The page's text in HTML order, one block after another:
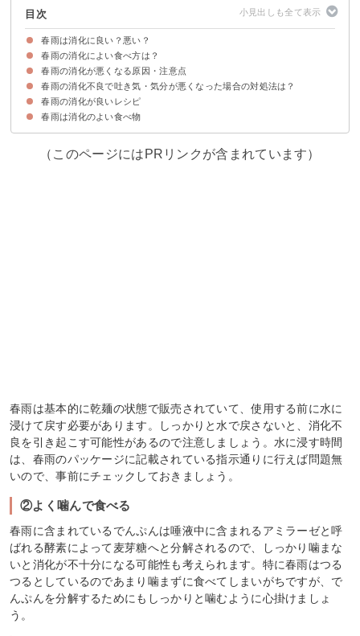
目次
春雨は消化に良い？悪い？
春雨の主原料のでんぷんは消化に良い
春雨の消化にかかる時間を他の麺類と比較
消化によい春雨がおすすめな場合
春雨の消化によい食べ方は？
①しっかり水で戻す
②よく噛んで食べる
③温製の料理で食べる
④しっかりと火を通す
⑤調理段階で春雨を短めに切る
⑥消化を助ける食べ物と一緒に食べる
春雨の消化が悪くなる原因・注意点
①春雨を食べ過ぎる
②消化に悪い具材と一緒に食べる
③寝る間際に春雨を食べる
④スパイスや油分を多く使用する
⑤お腹が張っている時に春雨を食べる
春雨の消化不良で吐き気・気分が悪くなった場合の対処法は？
手の合谷と呼ばれるツボを刺激する
無理をせず薬や病院に頼る
春雨の消化が良いレシピ
①春雨のジンジャースープ
②中華風春雨サラダ
③春雨入り豚肉のしょうが焼き
春雨は消化のよい食べ物
（このページにはPRリンクが含まれています）
春雨は基本的に乾麺の状態で販売されていて、使用する前に水に
浸けて戻す必要があります。しっかりと水で戻さないと、消化不
良を引き起こす可能性があるので注意しましょう。水に浸す時間
は、春雨のパッケージに記載されている指示通りに行えば問題無
いので、事前にチェックしておきましょう。
②よく噛んで食べる
春雨に含まれているでんぷんは唾液中に含まれるアミラーゼと呼
ばれる酵素によって麦芽糖へと分解されるので、しっかり噛まな
いと消化が不十分になる可能性も考えられます。特に春雨はつる
つるとしているのであまり噛まずに食べてしまいがちですが、で
んぷんを分解するためにもしっかりと噛むように心掛けましょ
う。